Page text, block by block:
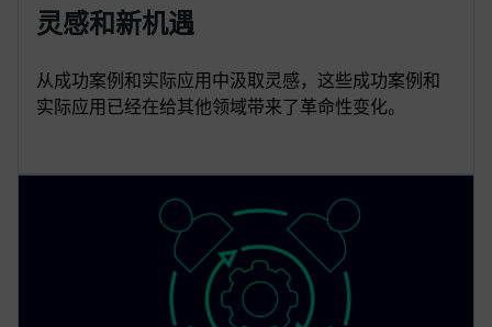
灵感和新机遇
从成功案例和实际应用中汲取灵感，这些成功案例和
实际应用已经在给其他领域带来了革命性变化。